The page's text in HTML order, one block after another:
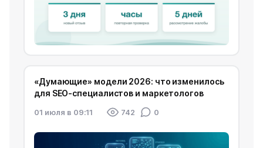
«Думающие» модели 2026: что изменилось
для SEO-специалистов и маркетологов
01 июля в 09:11 742 0